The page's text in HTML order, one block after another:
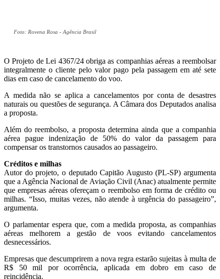
Foto: Rovena Rosa - Agência Brasil
O Projeto de Lei 4367/24 obriga as companhias aéreas a reembolsar
integralmente o cliente pelo valor pago pela passagem em até sete
dias em caso de cancelamento do voo.
A medida não se aplica a cancelamentos por conta de desastres
naturais ou questões de segurança. A Câmara dos Deputados analisa
a proposta.
Além do reembolso, a proposta determina ainda que a companhia
aérea pague indenização de 50% do valor da passagem para
compensar os transtornos causados ao passageiro.
Créditos e milhas
Autor do projeto, o deputado Capitão Augusto (PL-SP) argumenta
que a Agência Nacional de Aviação Civil (Anac) atualmente permite
que empresas aéreas ofereçam o reembolso em forma de crédito ou
milhas. “Isso, muitas vezes, não atende à urgência do passageiro”,
argumenta.
O parlamentar espera que, com a medida proposta, as companhias
aéreas melhorem a gestão de voos evitando cancelamentos
desnecessários.
Empresas que descumprirem a nova regra estarão sujeitas à multa de
R$ 50 mil por ocorrência, aplicada em dobro em caso de
reincidência.